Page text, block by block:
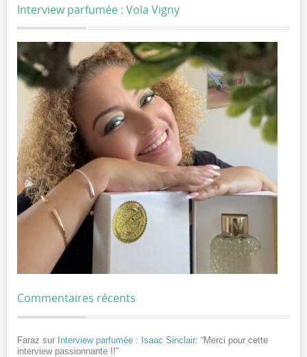
Interview parfumée : Vola Vigny
Commentaires récents
Faraz sur Interview parfumée : Isaac Sinclair: “Merci pour cette
interview passionnante !!”